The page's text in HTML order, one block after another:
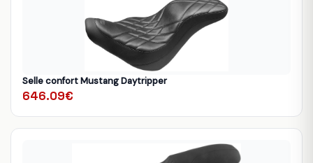
Selle confort Mustang Daytripper
646.09€